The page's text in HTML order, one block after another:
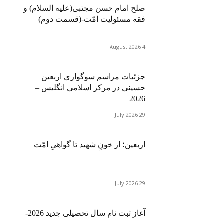
صلح امام حسن مجتبی(علیه السلام) و
فقه مسئولیت امّت-(قسمت دوم)
4 August 2026
جزئیات مراسم سوگواری اربعین
حسینی در مرکز اسلامی انگلیس –
2026
29 July 2026
اربعین؛ از خونِ شهید تا گواهیِ امّت
29 July 2026
آغاز ثبت نام سال تحصیلی جدید 2026-